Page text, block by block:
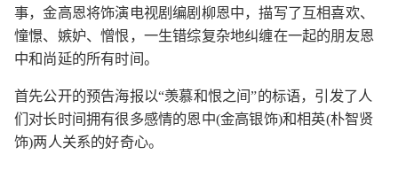
事，金高恩将饰演电视剧编剧柳恩中，描写了互相喜欢、
憧憬、嫉妒、憎恨，一生错综复杂地纠缠在一起的朋友恩
中和尚延的所有时间。
首先公开的预告海报以“羡慕和恨之间”的标语，引发了人
们对长时间拥有很多感情的恩中(金高银饰)和相英(朴智贤
饰)两人关系的好奇心。